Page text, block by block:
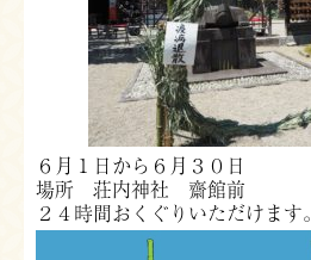
６月１日から６月３０日
場所 荘内神社 齋館前
２４時間おくぐりいただけます。